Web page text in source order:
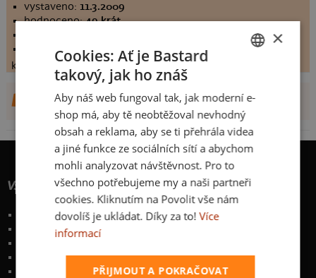
vystaveno: 11.3.2009
hodnoceno:49 krát
koupilo by:
27 lidí
konečné hodnocení:
7.5102
DALŠÍ NÁVRHY OD WAH_WAH
Vše o nákupu
Poštovné a způsoby doručení
Garance výměny či vrácení
Zakázkový potisk textilu
Obchodní podmínky
SLOVAK
×
Cookies: Ať je Bastard
takový, jak ho znáš
Aby náš web fungoval tak, jak moderní e-
shop má, aby tě neobtěžoval nevhodný
obsah a reklama, aby se ti přehrála videa
a jiné funkce ze sociálních sítí a abychom
mohli analyzovat návštěvnost. Pro to
všechno potřebujeme my a naši partneři
cookies. Kliknutím na Povolit vše nám
dovolíš je ukládat. Díky za to! Více
informací
PŘIJMOUT A POKRAČOVAT